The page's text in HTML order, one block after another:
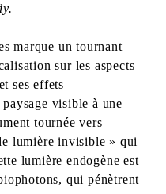
marque un tournant
sur les aspects
ses effets
visible à une
tournée vers
lumière invisible » qui
lumière endogène est
qui pénètrent